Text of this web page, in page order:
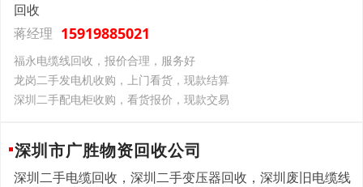
回收
蒋经理 15919885021
福永电缆线回收，报价合理，服务好
龙岗二手发电机收购，上门看货，现款结算
深圳二手配电柜收购，看货报价，现款交易
深圳市广胜物资回收公司
深圳二手电缆回收，深圳二手变压器回收，深圳废旧电缆线